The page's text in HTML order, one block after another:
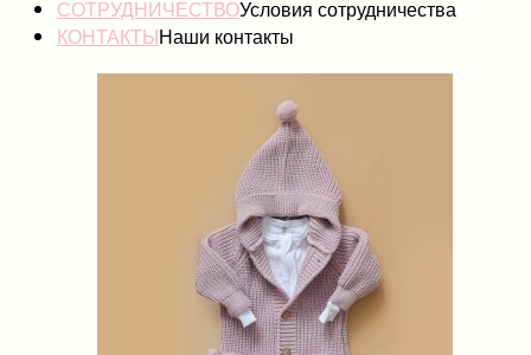
СОТРУДНИЧЕСТВОУсловия сотрудничества
КОНТАКТЫНаши контакты